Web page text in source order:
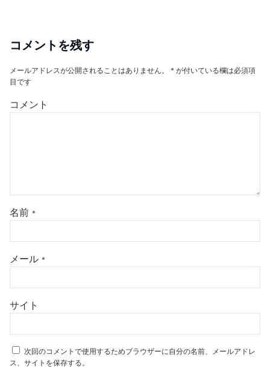
コメントを残す
メールアドレスが公開されることはありません。 * が付いている欄は必須項
目です
コメント
名前 *
メール *
サイト
次回のコメントで使用するためブラウザーに自分の名前、メールアドレ
ス、サイトを保存する。